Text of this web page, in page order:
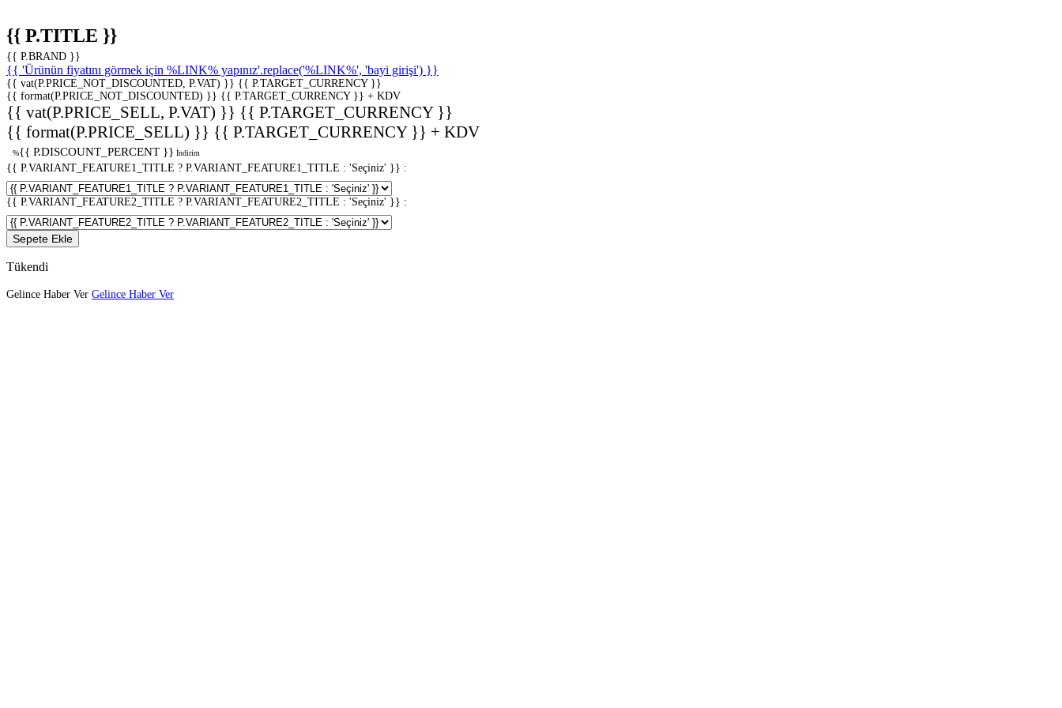
{{ P.TITLE }}
{{ P.BRAND }}
{{ 'Ürünün fiyatını görmek için %LINK% yapınız'.replace('%LINK%', 'bayi girişi') }}
{{ vat(P.PRICE_NOT_DISCOUNTED, P.VAT) }} {{ P.TARGET_CURRENCY }}
{{ format(P.PRICE_NOT_DISCOUNTED) }} {{ P.TARGET_CURRENCY }} + KDV
{{ vat(P.PRICE_SELL, P.VAT) }} {{ P.TARGET_CURRENCY }}
{{ format(P.PRICE_SELL) }} {{ P.TARGET_CURRENCY }} + KDV
%{{ P.DISCOUNT_PERCENT }} İndirim
{{ P.VARIANT_FEATURE1_TITLE ? P.VARIANT_FEATURE1_TITLE : 'Seçiniz' }} :
{{ P.VARIANT_FEATURE2_TITLE ? P.VARIANT_FEATURE2_TITLE : 'Seçiniz' }} :
Sepete Ekle
Tükendi
Gelince Haber Ver Gelince Haber Ver